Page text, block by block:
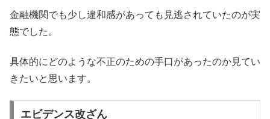
金融機関でも少し違和感があっても見逃されていたのが実
態でした。
具体的にどのような不正のための手口があったのか見てい
きたいと思います。
エビデンス改ざん